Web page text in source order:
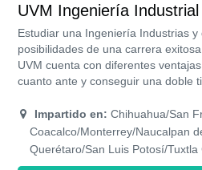
UVM Ingeniería
Estudiar una Ingeniería Industrias
posibilidades de una carrera
UVM cuenta con diferentes
cuanto ante y conseguir una doble
más actuales y modernos,
mejores universidades del mundo y
por la SEP, sin contar su programa
Impartido en: Chihuahua/San
Coacalco/Monterrey/Naucalpan
Querétaro/San Luis Potosí/